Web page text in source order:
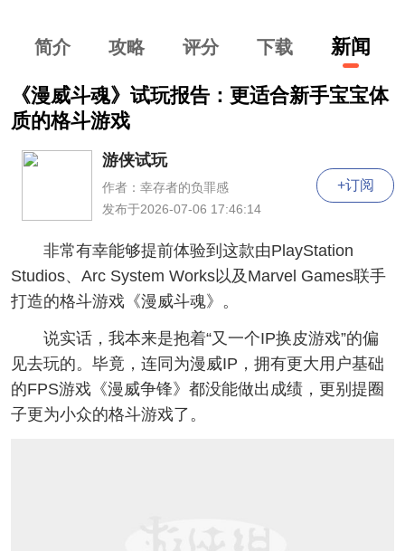
简介 攻略 评分 下载 新闻
《漫威斗魂》试玩报告：更适合新手宝宝体
质的格斗游戏
游侠试玩
作者：幸存者的负罪感
发布于2026-07-06 17:46:14
+订阅
非常有幸能够提前体验到这款由PlayStation
Studios、Arc System Works以及Marvel Games联手
打造的格斗游戏《漫威斗魂》。
说实话，我本来是抱着“又一个IP换皮游戏”的偏
见去玩的。毕竟，连同为漫威IP，拥有更大用户基础
的FPS游戏《漫威争锋》都没能做出成绩，更别提圈
子更为小众的格斗游戏了。